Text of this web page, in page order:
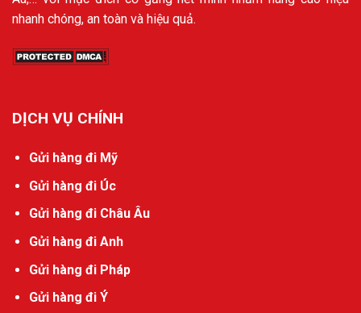
nhanh chóng, an toàn và hiệu quả.
DỊCH VỤ CHÍNH
Gửi hàng đi Mỹ
Gửi hàng đi Úc
Gửi hàng đi Châu Âu
Gửi hàng đi Anh
Gửi hàng đi Pháp
Gửi hàng đi Ý